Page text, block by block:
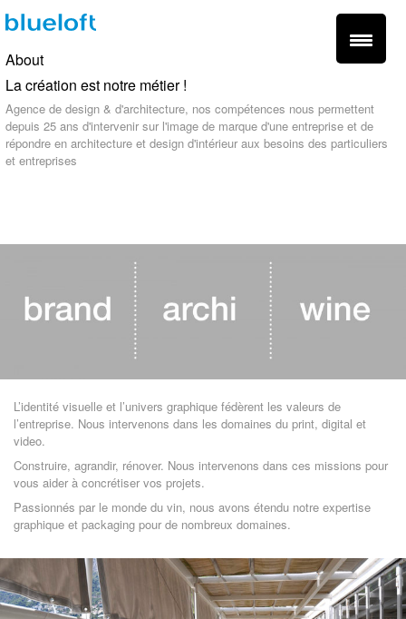
About
La création est notre métier !
Agence de design & d'architecture, nos compétences nous permettent
depuis 25 ans d'intervenir sur l'image de marque d'une entreprise et de
répondre en architecture et design d'intérieur aux besoins des particuliers
et entreprises
L’identité visuelle et l’univers graphique fédèrent les valeurs de
l’entreprise. Nous intervenons dans les domaines du print, digital et
video.
Construire, agrandir, rénover. Nous intervenons dans ces missions pour
vous aider à concrétiser vos projets.
Passionnés par le monde du vin, nous avons étendu notre expertise
graphique et packaging pour de nombreux domaines.